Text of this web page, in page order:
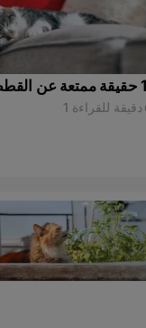
دقيقة للقراءة 1